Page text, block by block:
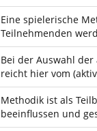
Eine spielerische
Teilnehmenden
Bei der Auswahl
reicht hier vom
Methodik ist als
beeinflussen und